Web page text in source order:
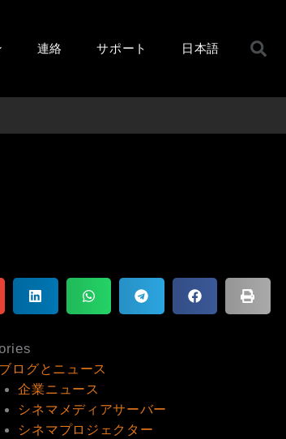
連絡 サポート 日本語
ブログとニュース
企業ニュース
シネマメディアサーバー
シネマプロジェクター